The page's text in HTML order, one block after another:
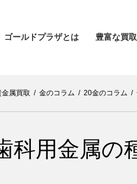
ゴールドプラザとは 豊富な買
属買取 / 金のコラム / 20金のコラム /
科用金属の